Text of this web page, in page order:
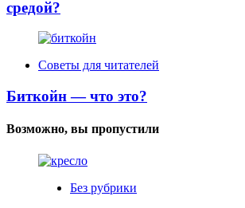
средой?
Советы для читателей
Биткойн — что это?
Возможно, вы пропустили
Без рубрики